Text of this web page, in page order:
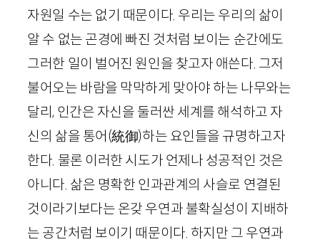
자원일 수는 없기 때문이다. 우리는 우리의 삶이
알 수 없는 곤경에 빠진 것처럼 보이는 순간에도
그러한 일이 벌어진 원인을 찾고자 애쓴다. 그저
불어오는 바람을 막막하게 맞아야 하는 나무와는
달리, 인간은 자신을 둘러싼 세계를 해석하고 자
신의 삶을 통어(統御)하는 요인들을 규명하고자
한다. 물론 이러한 시도가 언제나 성공적인 것은
아니다. 삶은 명확한 인과관계의 사슬로 연결된
것이라기보다는 온갖 우연과 불확실성이 지배하
는 공간처럼 보이기 때문이다. 하지만 그 우연과